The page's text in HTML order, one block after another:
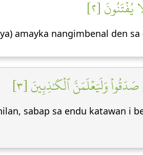
[٢]
amayka nangimbenal den
صَدَقُواْ وَلَيَعۡلَمَنَّ ٱلۡكَٰذِبِينَ [٣]
sabap sa endu katawan i